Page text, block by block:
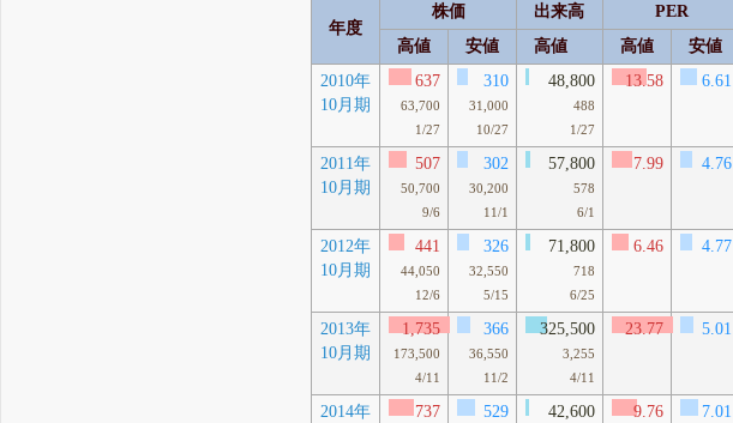
年度
株価 出来高 PER
高値
安値 高値 高値 安値
2010年
10月期
637
63,700
1/27
310
31,000
10/27
48,800
488
1/27
13.58 6.61
2011年
10月期
507
50,700
9/6
302
30,200
11/1
57,800
578
6/1
7.99 4.76
2012年
10月期
441
44,050
12/6
326
32,550
5/15
71,800
718
6/25
6.46 4.77
2013年
10月期
1,735
173,500
4/11
366
36,550
11/2
325,500
3,255
4/11
23.77 5.01
2014年
737 529 42,600 9.76 7.01